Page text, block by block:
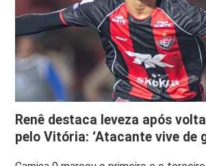
Renê destaca leveza após
pelo Vitória: ‘Atacante vive de